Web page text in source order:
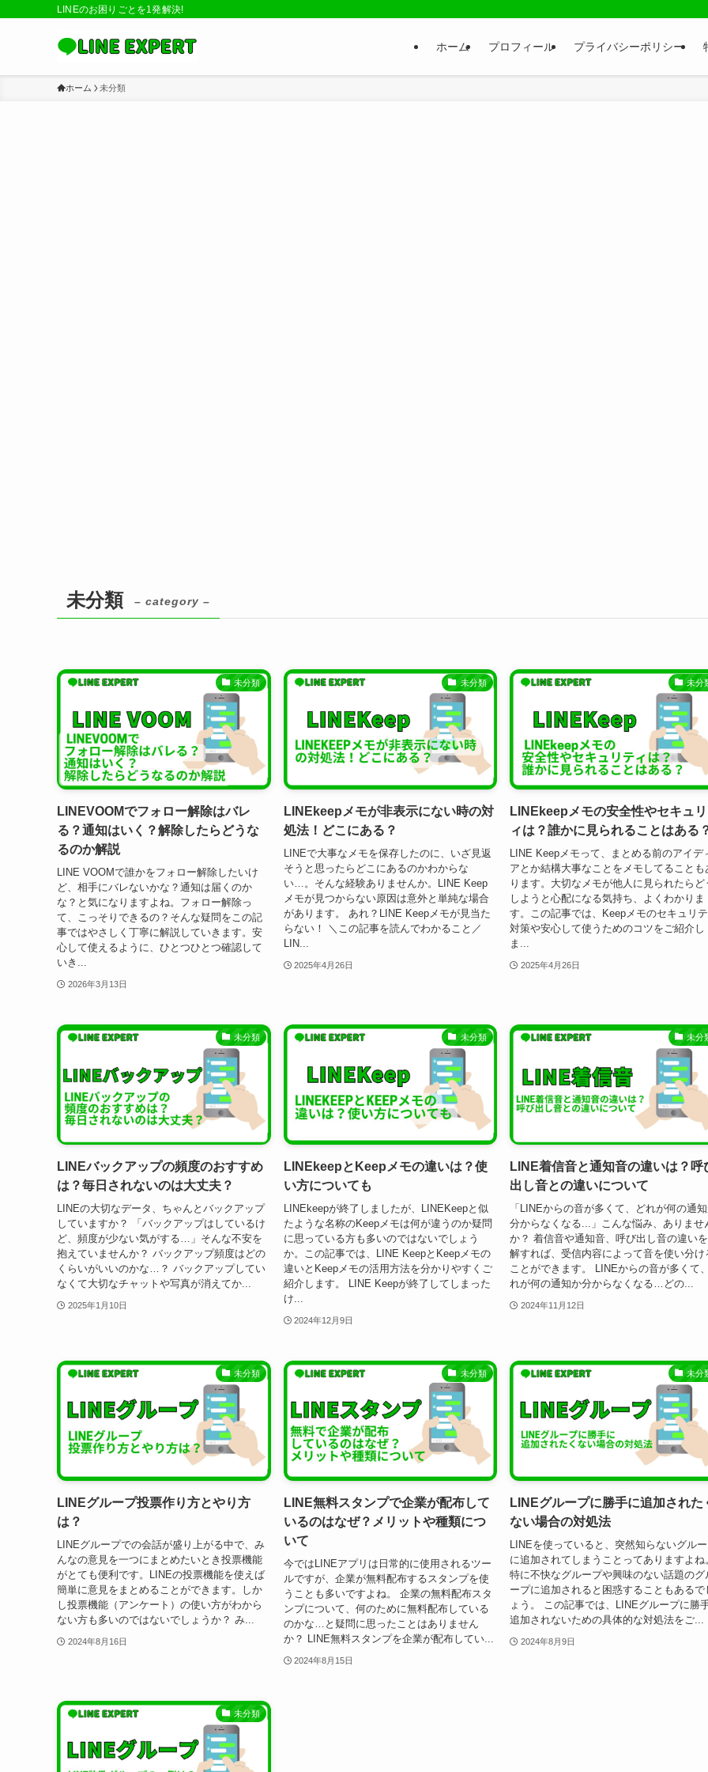
LINEのお困りごとを1発解決!
ホーム プロフィール プライバシーポリシー
ホーム 未分類
未分類 – category –
未分類
LINEVOOMでフォロー解除はバレ
る？通知はいく？解除したらどうな
るのか解説
LINE VOOMで誰かをフォロー解除したいけ
ど、相手にバレないかな？通知は届くのか
な？と気になりますよね。フォロー解除っ
て、こっそりできるの？そんな疑問をこの記
事ではやさしく丁寧に解説していきます。安
心して使えるように、ひとつひとつ確認して
いき...
2026年3月13日
未分類
LINEkeepメモが非表示にない時の対
処法！どこにある？
LINEで大事なメモを保存したのに、いざ見返
そうと思ったらどこにあるのかわからな
い…。そんな経験ありませんか。LINE Keep
メモが見つからない原因は意外と単純な場合
があります。 あれ？LINE Keepメモが見当た
らない！ ＼この記事を読んでわかること／
LIN...
2025年4月26日
未分
LINEkeepメモの安全性やセキュ
ィは？誰かに見られることはある
LINE Keepメモって、まとめる前のアイデ
アとか結構大事なことをメモしてることも
ります。大切なメモが他人に見られたらど
しようと心配になる気持ち、よくわかりま
す。この記事では、Keepメモのセキュリ
対策や安心して使うためのコツをご紹介し
ま...
2025年4月26日
未分類
LINEバックアップの頻度のおすすめ
は？毎日されないのは大丈夫？
LINEの大切なデータ、ちゃんとバックアップ
していますか？ 「バックアップはしているけ
ど、頻度が少ない気がする…」そんな不安を
抱えていませんか？ バックアップ頻度はどの
くらいがいいのかな…？ バックアップしてい
なくて大切なチャットや写真が消えてか...
2025年1月10日
未分類
LINEkeepとKeepメモの違いは？使
い方についても
LINEkeepが終了しましたが、LINEKeepと似
たような名称のKeepメモは何が違うのか疑問
に思っている方も多いのではないでしょう
か。この記事では、LINE KeepとKeepメモの
違いとKeepメモの活用方法を分かりやすくご
紹介します。 LINE Keepが終了してしまった
け...
2024年12月9日
未分
LINE着信音と通知音の違いは？呼
出し音との違いについて
「LINEからの音が多くて、どれが何の通
分からなくなる...」こんな悩み、ありませ
か？ 着信音や通知音、呼び出し音の違い
解すれば、受信内容によって音を使い分け
ことができます。 LINEからの音が多くて
れが何の通知か分からなくなる…どの...
2024年11月12日
未分類
LINEグループ投票作り方とやり方
は？
LINEグループでの会話が盛り上がる中で、み
んなの意見を一つにまとめたいとき投票機能
がとても便利です。LINEの投票機能を使えば
簡単に意見をまとめることができます。しか
し投票機能（アンケート）の使い方がわから
ない方も多いのではないでしょうか？ み...
2024年8月16日
未分類
LINE無料スタンプで企業が配布して
いるのはなぜ？メリットや種類につ
いて
今ではLINEアプリは日常的に使用されるツー
ルですが、企業が無料配布するスタンプを使
うことも多いですよね。 企業の無料配布スタ
ンプについて、何のために無料配布している
のかな…と疑問に思ったことはありません
か？ LINE無料スタンプを企業が配布してい...
2024年8月15日
未分
LINEグループに勝手に追加された
ない場合の対処法
LINEを使っていると、突然知らないグル
に追加されてしまうことってありますよね
特に不快なグループや興味のない話題のグ
ープに追加されると困惑することもあるで
ょう。 この記事では、LINEグループに勝
追加されないための具体的な対処法をご...
2024年8月9日
未分類